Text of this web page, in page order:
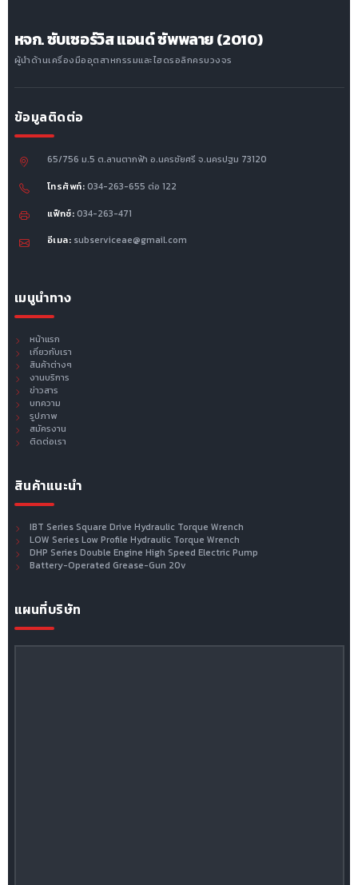
หจก. ซับเซอร์วิส แอนด์ ซัพพลาย (2010)
ผู้นำด้านเครื่องมืออุตสาหกรรมและไฮดรอลิกครบวงจร
ข้อมูลติดต่อ
65/756 ม.5 ต.ลานตากฟ้า อ.นครชัยศรี จ.นครปฐม 73120
โทรศัพท์: 034-263-655 ต่อ 122
แฟ็กซ์: 034-263-471
อีเมล: subserviceae@gmail.com
เมนูนำทาง
หน้าแรก
เกี่ยวกับเรา
สินค้าต่างๆ
งานบริการ
ข่าวสาร
บทความ
รูปภาพ
สมัครงาน
ติดต่อเรา
สินค้าแนะนำ
IBT Series Square Drive Hydraulic Torque Wrench
LOW Series Low Profile Hydraulic Torque Wrench
DHP Series Double Engine High Speed Electric Pump
Battery-Operated Grease-Gun 20v
แผนที่บริษัท